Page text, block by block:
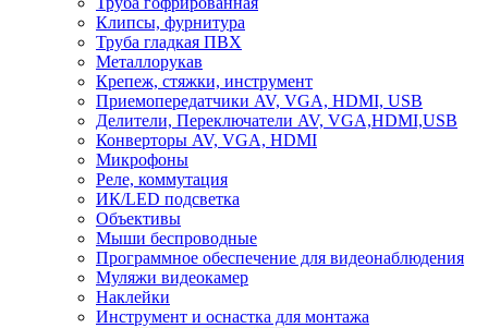
Клипсы, фурнитура
Труба гладкая ПВХ
Металлорукав
Крепеж, стяжки, инструмент
Приемопередатчики AV, VGA, HDMI, USB
Делители, Переключатели AV, VGA,HDMI,USB
Конверторы AV, VGA, HDMI
Микрофоны
Реле, коммутация
ИК/LED подсветка
Объективы
Мыши беспроводные
Программное обеспечение для видеонаблюдения
Муляжи видеокамер
Наклейки
Инструмент и оснастка для монтажа